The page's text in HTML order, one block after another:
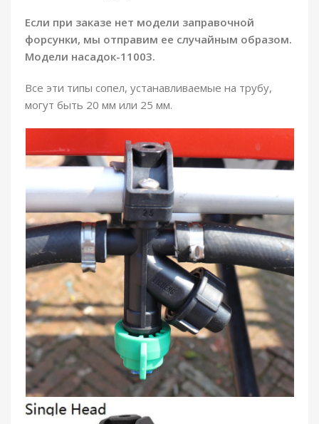
Если при заказе нет модели заправочной
форсунки, мы отправим ее случайным образом.
Модели насадок-11003.
Все эти типы сопел, устанавливаемые на трубу,
могут быть 20 мм или 25 мм.